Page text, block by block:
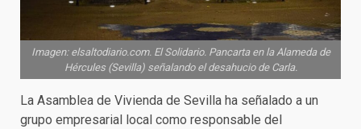
Imagen: elsaltodiario.com. El Solidario. Pancarta en la Alameda de
Hércules (Sevilla) señalando el desahucio de Carla.
La Asamblea de Vivienda de Sevilla ha señalado a un
grupo empresarial local como responsable del